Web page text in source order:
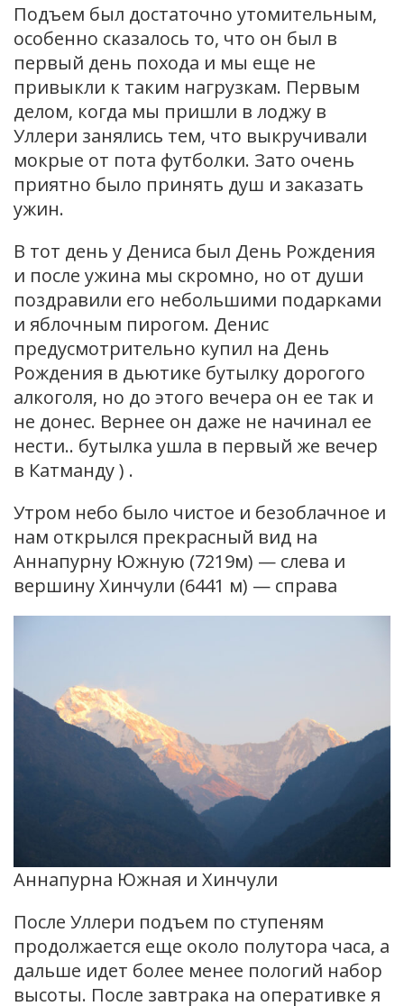
Подъем был достаточно утомительным,
особенно сказалось то, что он был в
первый день похода и мы еще не
привыкли к таким нагрузкам. Первым
делом, когда мы пришли в лоджу в
Уллери занялись тем, что выкручивали
мокрые от пота футболки. Зато очень
приятно было принять душ и заказать
ужин.
В тот день у Дениса был День Рождения
и после ужина мы скромно, но от души
поздравили его небольшими подарками
и яблочным пирогом. Денис
предусмотрительно купил на День
Рождения в дьютике бутылку дорогого
алкоголя, но до этого вечера он ее так и
не донес. Вернее он даже не начинал ее
нести.. бутылка ушла в первый же вечер
в Катманду ) .
Утром небо было чистое и безоблачное и
нам открылся прекрасный вид на
Аннапурну Южную (7219м) — слева и
вершину Хинчули (6441 м) — справа
Аннапурна Южная и Хинчули
После Уллери подъем по ступеням
продолжается еще около полутора часа, а
дальше идет более менее пологий набор
высоты. После завтрака на оперативке я